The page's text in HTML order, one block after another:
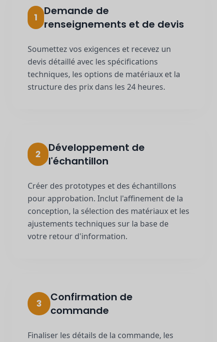
1 Demande de
renseignements et de devis
Soumettez vos exigences et recevez un
devis détaillé avec les spécifications
techniques, les options de matériaux et la
structure des prix dans les 24 heures.
2
Développement de
l'échantillon
Créer des prototypes et des échantillons
pour approbation. Inclut l'affinement de la
conception, la sélection des matériaux et les
ajustements techniques sur la base de
votre retour d'information.
3
Confirmation de
commande
Finaliser les détails de la commande, les